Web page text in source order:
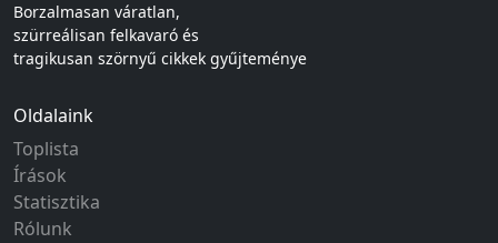
Borzalmasan váratlan,
szürreálisan felkavaró és
tragikusan szörnyű cikkek gyűjteménye
Oldalaink
Toplista
Írások
Statisztika
Rólunk